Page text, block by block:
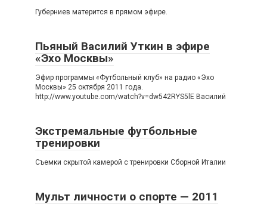
Губерниев матерится в прямом эфире.
Пьяный Василий Уткин в эфире
«Эхо Москвы»
Эфир программы «Футбольный клуб» на радио «Эхо
Москвы» 25 октября 2011 года.
http://www.youtube.com/watch?v=dw542RYS5lE Василий
Экстремальные футбольные
тренировки
Съемки скрытой камерой с тренировки Сборной Италии
Мульт личности о спорте — 2011